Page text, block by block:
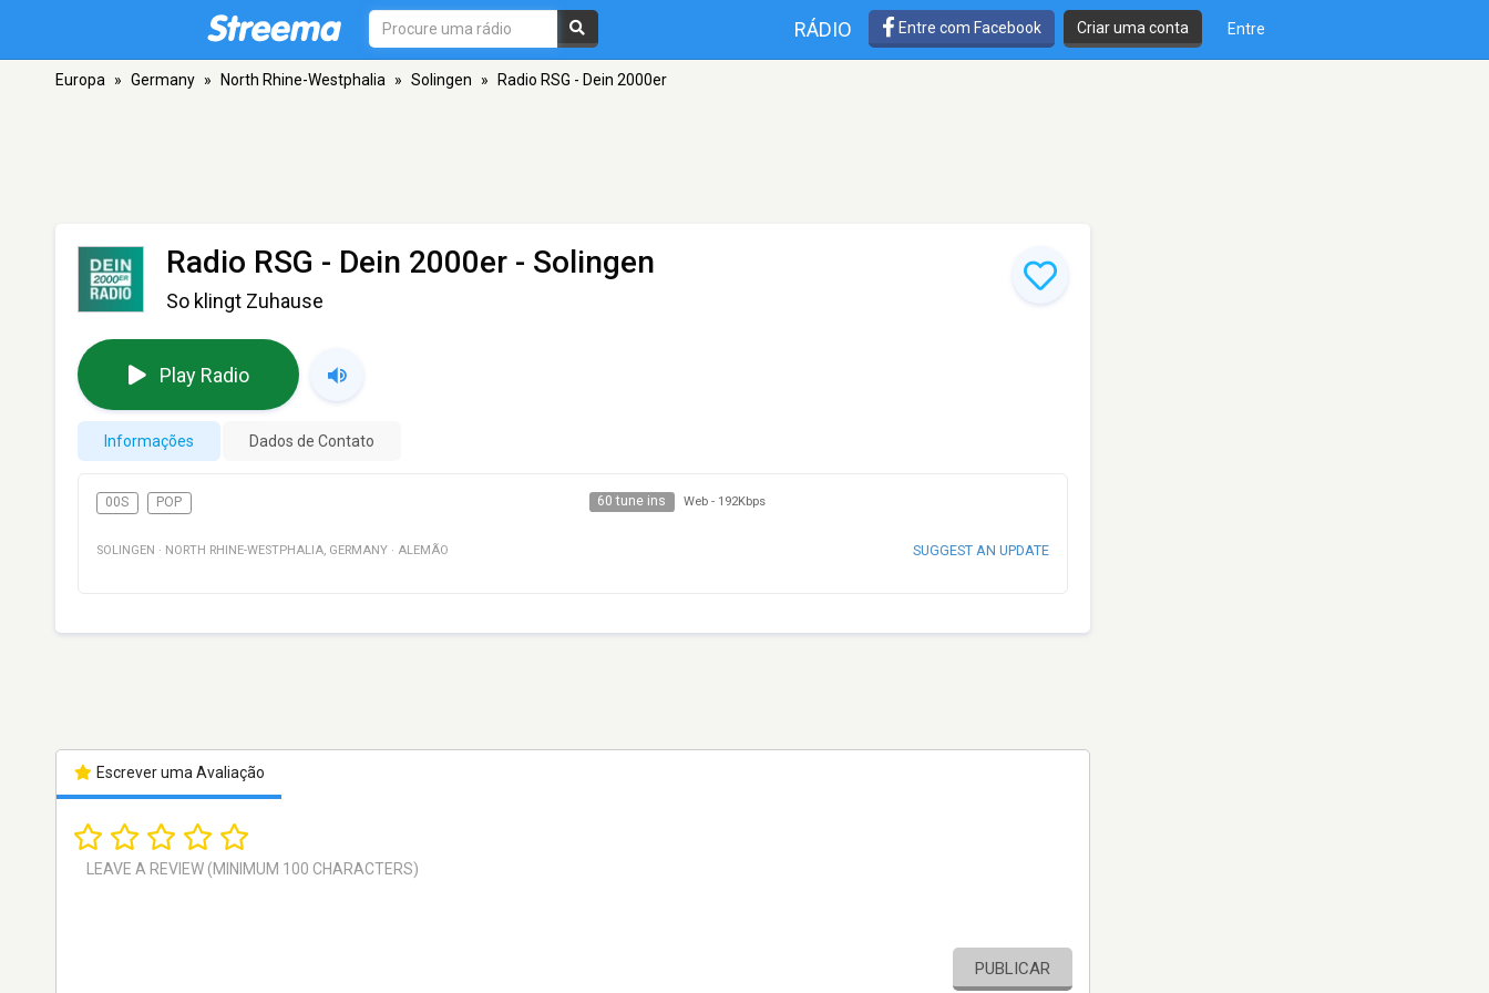
RÁDIO Entre com Facebook Criar uma conta Entre
Europa » Germany » North Rhine-Westphalia » Solingen » Radio RSG - Dein 2000er
Radio RSG - Dein 2000er - Solingen
So klingt Zuhause
Play Radio
Informações Dados de Contato
00S POP 60 tune ins Web - 192Kbps
SOLINGEN · NORTH RHINE-WESTPHALIA, GERMANY · ALEMÃO SUGGEST AN UPDATE
Escrever uma Avaliação
PUBLICAR